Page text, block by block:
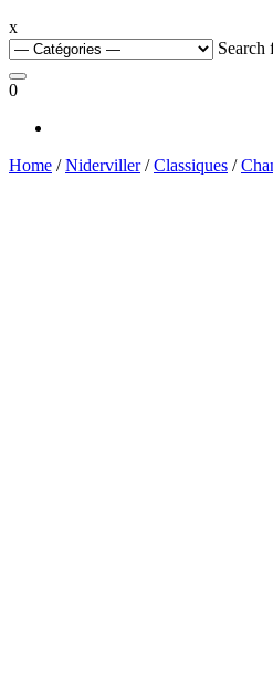
x
Search
0
Home /Niderviller/Classiques /